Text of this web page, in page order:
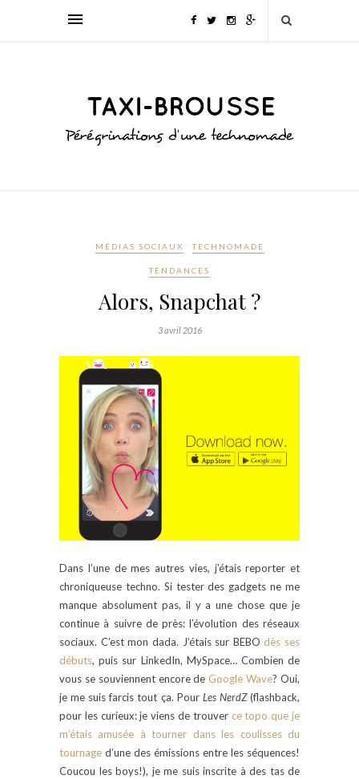
MÉDIAS SOCIAUX TECHNOMADE
TENDANCES
Alors, Snapchat ?
3 avril 2016
Dans l’une de mes autres vies, j’étais reporter et
chroniqueuse techno. Si tester des gadgets ne me
manque absolument pas, il y a une chose que je
continue à suivre de près: l’évolution des réseaux
sociaux. C’est mon dada. J’étais sur BEBO dès ses
débuts, puis sur LinkedIn, MySpace… Combien de
vous se souviennent encore de Google Wave? Oui,
je me suis farcis tout ça. Pour Les NerdZ(flashback,
pour les curieux: je viens de trouver ce topo que je
m’étais amusée à tourner dans les coulisses du
tournage d’une des émissions entre les séquences!
Coucou les boys!), je me suis inscrite à des tas de